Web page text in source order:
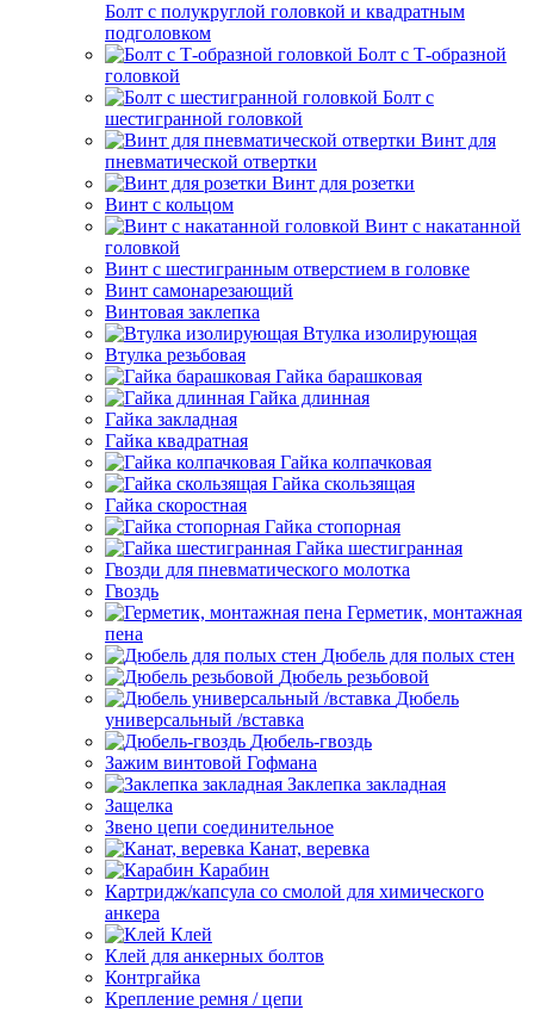
Болт с полукруглой головкой и квадратным
подголовком
Болт с Т-образной
головкой
Болт с
шестигранной головкой
Винт для
пневматической отвертки
Винт для розетки
Винт с кольцом
Винт с накатанной
головкой
Винт с шестигранным отверстием в головке
Винт самонарезающий
Винтовая заклепка
Втулка изолирующая
Втулка резьбовая
Гайка барашковая
Гайка длинная
Гайка закладная
Гайка квадратная
Гайка колпачковая
Гайка скользящая
Гайка скоростная
Гайка стопорная
Гайка шестигранная
Гвозди для пневматического молотка
Гвоздь
Герметик, монтажная
пена
Дюбель для полых стен
Дюбель резьбовой
Дюбель
универсальный /вставка
Дюбель-гвоздь
Зажим винтовой Гофмана
Заклепка закладная
Защелка
Звено цепи соединительное
Канат, веревка
Карабин
Картридж/капсула со смолой для химического
анкера
Клей
Клей для анкерных болтов
Контргайка
Крепление ремня / цепи